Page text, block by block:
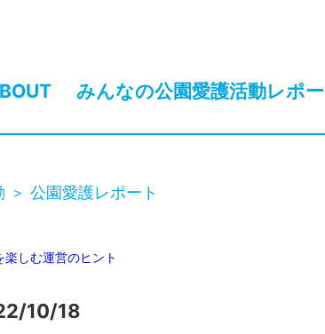
みんなの公園愛護活動レポー
公園愛護レポート
楽しむ運営のヒント
10/18